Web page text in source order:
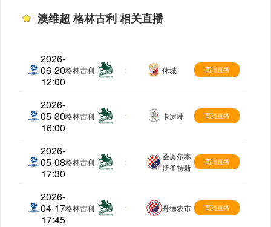
澳维超 格林古利 相关直播
2026-
06-20
12:00
澳维超
格林古利 : 休城 高清直播
2026-
05-30
16:00
澳维超
格林古利 : 卡罗琳 高清直播
2026-
05-08
17:30
澳维超
格林古利 :
圣奥尔本
斯圣特斯
高清直播
2026-
04-17
17:45
澳维超
格林古利 : 丹德农市 高清直播